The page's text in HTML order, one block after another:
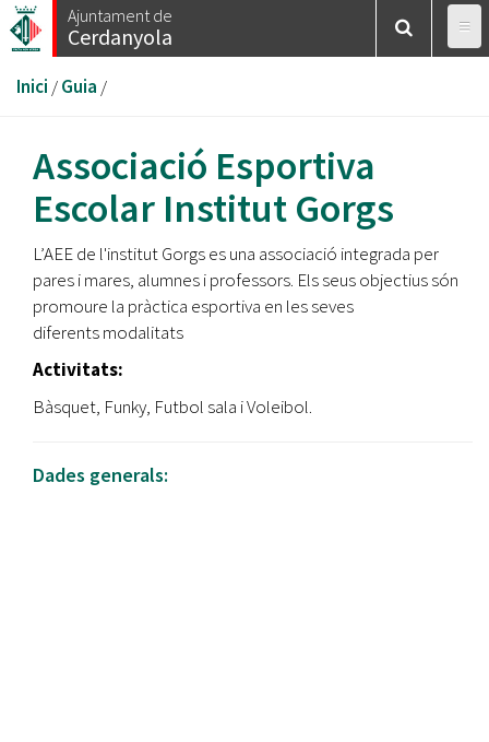
Vés
al
Ajuntament de
Cerdanyola
Esteu
aquí
Inici /Guia /
Associació Esportiva
Escolar Institut Gorgs
L’AEE de l'institut Gorgs es una associació integrada per
pares i mares, alumnes i professors. Els seus objectius són
promoure la pràctica esportiva en les seves
diferents modalitats
Activitats:
Bàsquet, Funky, Futbol sala i Voleibol.
Dades generals: